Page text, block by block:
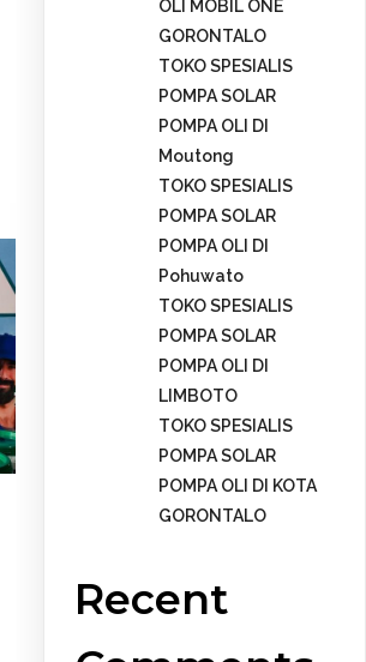
OLI MOBIL ONE
GORONTALO
TOKO SPESIALIS
POMPA SOLAR
POMPA OLI DI
Moutong
TOKO SPESIALIS
POMPA SOLAR
POMPA OLI DI
Pohuwato
TOKO SPESIALIS
POMPA SOLAR
POMPA OLI DI
LIMBOTO
TOKO SPESIALIS
POMPA SOLAR
POMPA OLI DI KOTA
GORONTALO
Recent